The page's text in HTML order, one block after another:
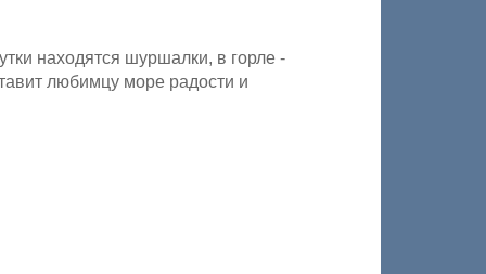
находятся шуршалки, в горле -
любимцу море радости и